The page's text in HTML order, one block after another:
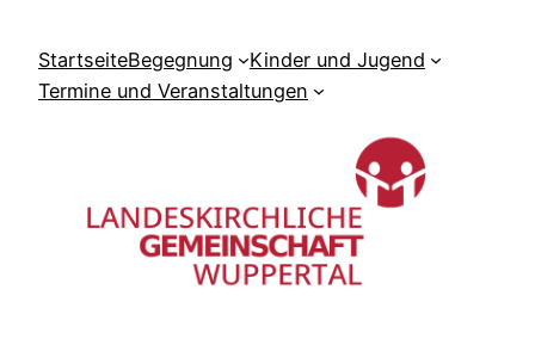
Inhalt
springen
StartseiteBegegnung
Kinder und Jugend
Termine und Veranstaltungen